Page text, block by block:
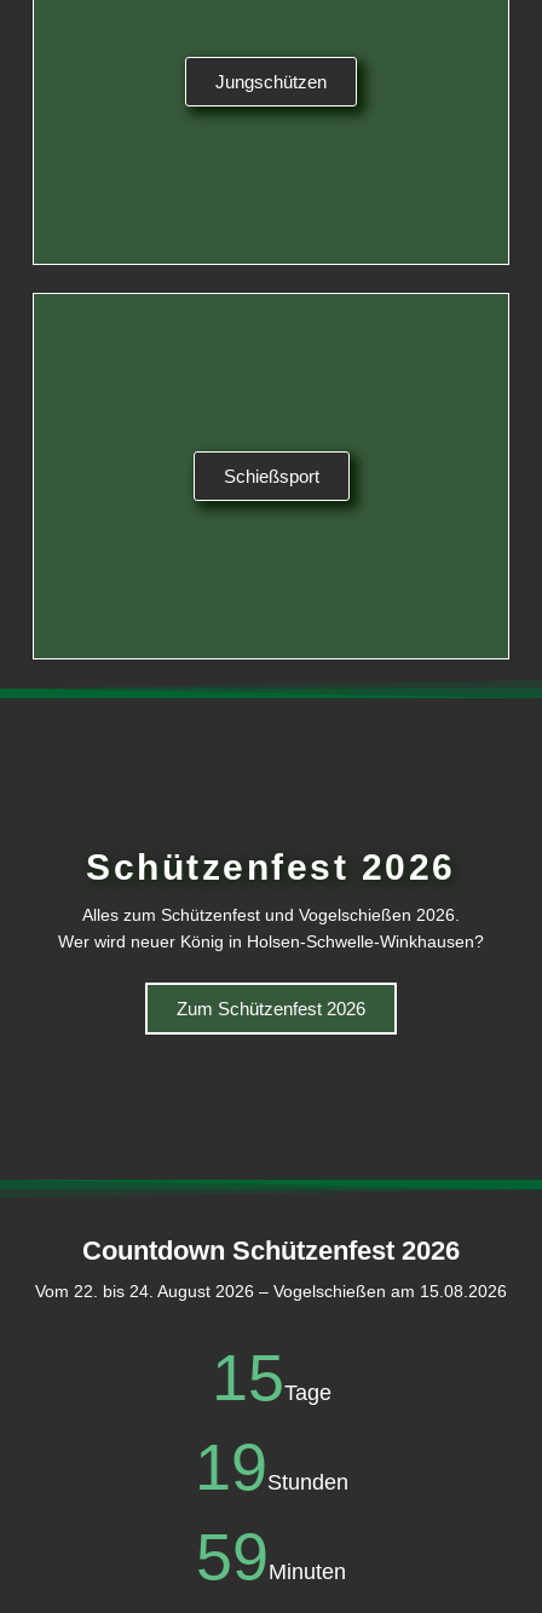
Jungschützen
Schießsport
Schützenfest 2026
Alles zum Schützenfest und Vogelschießen 2026.
Wer wird neuer König in Holsen-Schwelle-Winkhausen?
Zum Schützenfest 2026
Countdown Schützenfest 2026
Vom 22. bis 24. August 2026 – Vogelschießen am 15.08.2026
15Tage
19Stunden
59Minuten